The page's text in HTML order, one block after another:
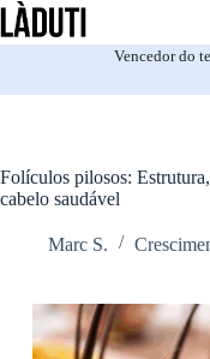
Saltar
para
Vencedor do
Folículos pilosos:
cabelo saudável
Marc S.